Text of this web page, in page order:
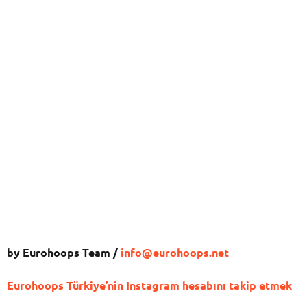
by Eurohoops Team /info@eurohoops.net
Eurohoops Türkiye’nin Instagram hesabını takip etmek